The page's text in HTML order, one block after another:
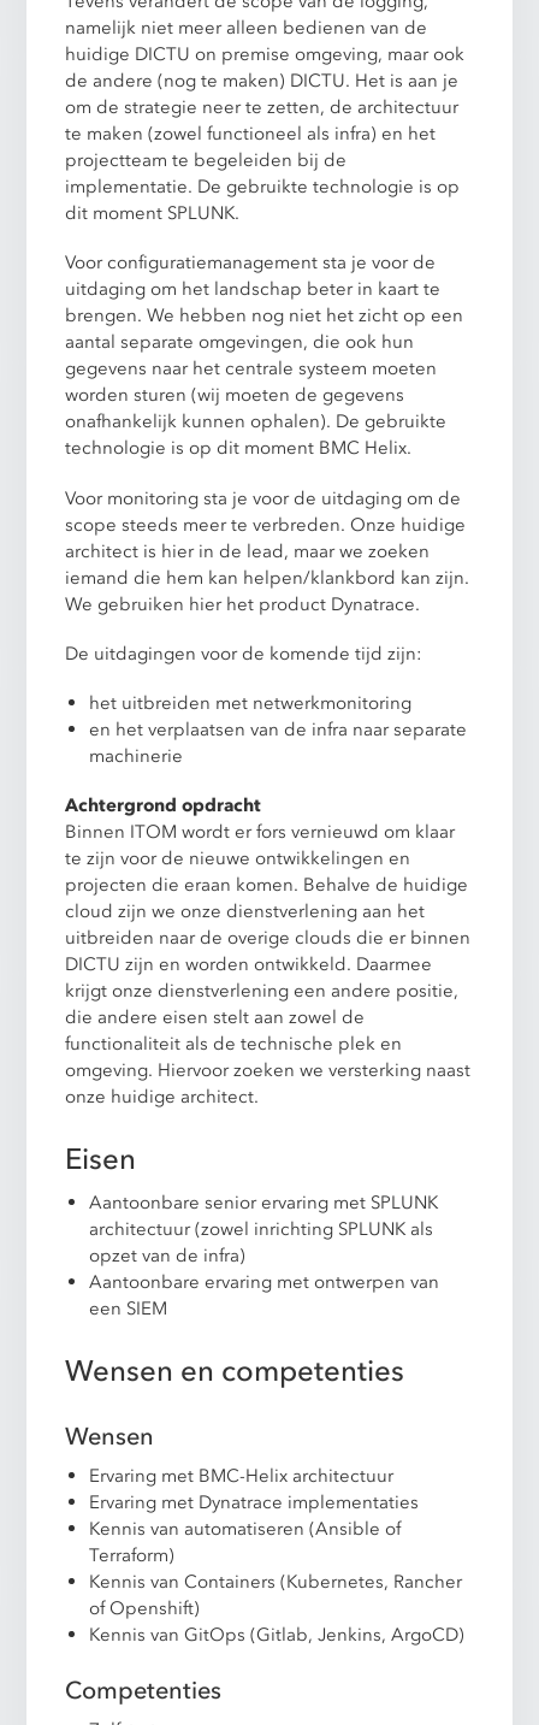
namelijk niet meer alleen bedienen van de
huidige DICTU on premise omgeving, maar ook
de andere (nog te maken) DICTU. Het is aan je
om de strategie neer te zetten, de architectuur
te maken (zowel functioneel als infra) en het
projectteam te begeleiden bij de
implementatie. De gebruikte technologie is op
dit moment SPLUNK.
Voor configuratiemanagement sta je voor de
uitdaging om het landschap beter in kaart te
brengen. We hebben nog niet het zicht op een
aantal separate omgevingen, die ook hun
gegevens naar het centrale systeem moeten
worden sturen (wij moeten de gegevens
onafhankelijk kunnen ophalen). De gebruikte
technologie is op dit moment BMC Helix.
Voor monitoring sta je voor de uitdaging om de
scope steeds meer te verbreden. Onze huidige
architect is hier in de lead, maar we zoeken
iemand die hem kan helpen/klankbord kan zijn.
We gebruiken hier het product Dynatrace.
De uitdagingen voor de komende tijd zijn:
het uitbreiden met netwerkmonitoring
en het verplaatsen van de infra naar separate
machinerie
Achtergrond opdracht
Binnen ITOM wordt er fors vernieuwd om klaar
te zijn voor de nieuwe ontwikkelingen en
projecten die eraan komen. Behalve de huidige
cloud zijn we onze dienstverlening aan het
uitbreiden naar de overige clouds die er binnen
DICTU zijn en worden ontwikkeld. Daarmee
krijgt onze dienstverlening een andere positie,
die andere eisen stelt aan zowel de
functionaliteit als de technische plek en
omgeving. Hiervoor zoeken we versterking naast
onze huidige architect.
Eisen
Aantoonbare senior ervaring met SPLUNK
architectuur (zowel inrichting SPLUNK als
opzet van de infra)
Aantoonbare ervaring met ontwerpen van
een SIEM
Wensen en competenties
Wensen
Ervaring met BMC-Helix architectuur
Ervaring met Dynatrace implementaties
Kennis van automatiseren (Ansible of
Terraform)
Kennis van Containers (Kubernetes, Rancher
of Openshift)
Kennis van GitOps (Gitlab, Jenkins, ArgoCD)
Competenties